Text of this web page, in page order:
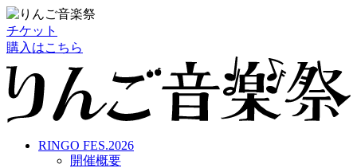
チケット
購入はこちら
RINGO FES.2026
開催概要